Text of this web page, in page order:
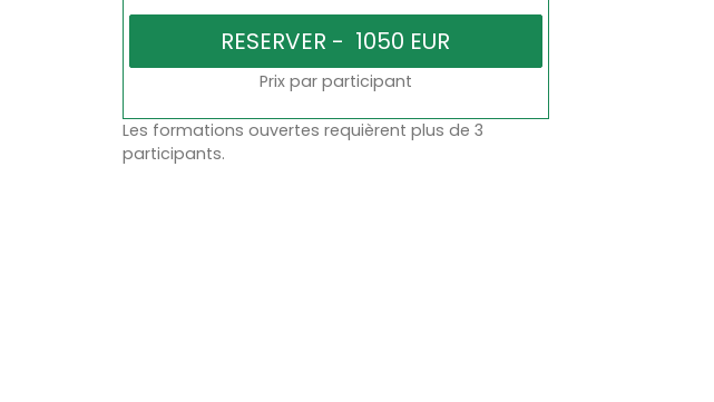
Prix par participant
Les formations ouvertes requièrent plus de 3
participants.